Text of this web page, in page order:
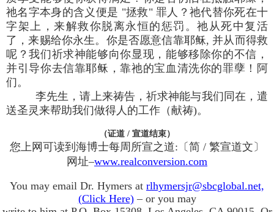
祂名字本身的含义便是 "拯救" 罪人？祂代替你死在十
字架上，来解救你脱离永恒的惩罚。祂从死中复活
了，来赐给你永生。你是否愿意信靠耶稣, 并从而得救
呢？我们祈求神能够向你显现，能够移除你的不信，
并引导你去信靠耶稣，靠祂的宝血清洗你的罪孽！阿
们。
李先生，请上来祷告，祈求神能与我们同在，遣
送圣灵来帮助我们做得人的工作（献祷)。
（证道 / 宣道结束）
您上网可读到海博士每周所宣之道:〔简 / 繁宣道文〕
网址–www.realconversion.com
You may email Dr. Hymers at rlhymersjr@sbcglobal.net,
(Click Here)– or you may